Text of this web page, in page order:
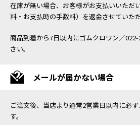
在庫が無い場合、お客様がお支払いいただ
料・お支払時の手数料）を返金させていただ
商品到着から7日以内にゴムクロワン／
さい。
メールが届かない場合
ご注文後、当店より通常2営業日以内に必
す。